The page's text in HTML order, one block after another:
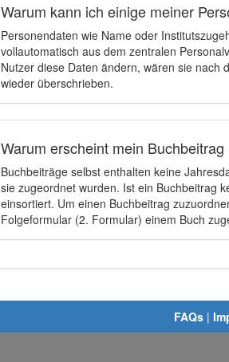
Warum kann ich einige meiner
Personendaten wie Name oder
vollautomatisch aus dem zentralen
Nutzer diese Daten ändern, wären sie
wieder überschrieben.
Warum erscheint mein
Buchbeiträge selbst enthalten keine
sie zugeordnet wurden. Ist ein Buchbeitrag
einsortiert. Um einen Buchbeitrag
Folgeformular (2. Formular) einem Buch
FAQs |